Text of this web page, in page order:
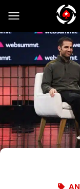
Vai al contenuto